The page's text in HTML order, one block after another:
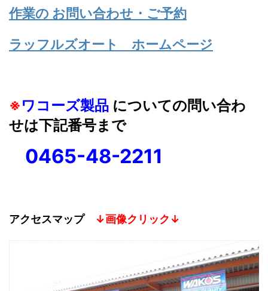
作業の お問い合わせ・ご予約
ラッフルズオート ホームページ
※ワコーズ製品 についての問い合わ
せは下記番号まで
0465-48-2211
アクセスマップ ↓画像クリック↓